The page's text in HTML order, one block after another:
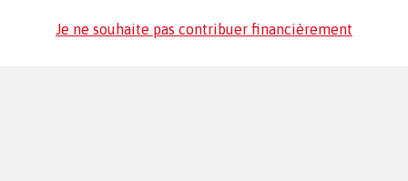
Je ne souhaite pas contribuer financièrement